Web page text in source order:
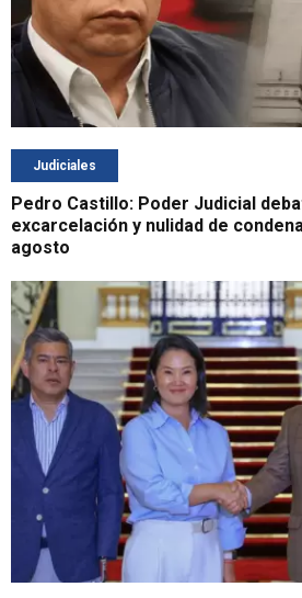
Judiciales
Pedro Castillo: Poder Judicial
excarcelación y nulidad de
agosto